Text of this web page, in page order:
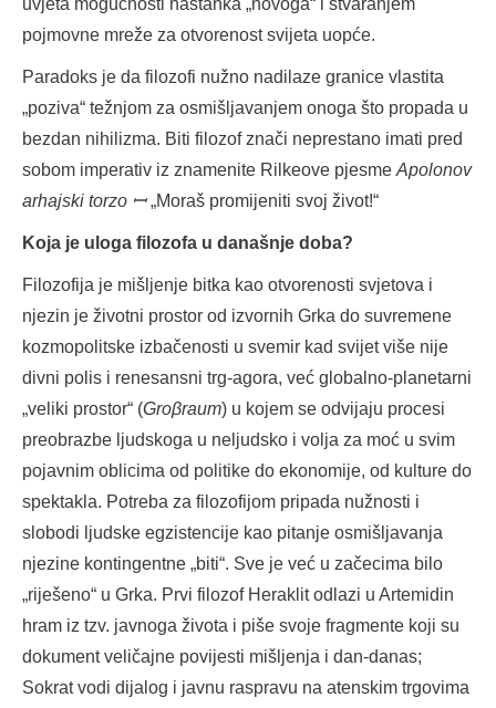
uvjeta mogućnosti nastanka „novoga“ i stvaranjem
pojmovne mreže za otvorenost svijeta uopće.
Paradoks je da filozofi nužno nadilaze granice vlastita
„poziva“ težnjom za osmišljavanjem onoga što propada u
bezdan nihilizma. Biti filozof znači neprestano imati pred
sobom imperativ iz znamenite Rilkeove pjesme Apolonov
arhajski torzo ꟷ„Moraš promijeniti svoj život!“
Koja je uloga filozofa u današnje doba?
Filozofija je mišljenje bitka kao otvorenosti svjetova i
njezin je životni prostor od izvornih Grka do suvremene
kozmopolitske izbačenosti u svemir kad svijet više nije
divni polis i renesansni trg-agora, već globalno-planetarni
„veliki prostor“ (Groβraum) u kojem se odvijaju procesi
preobrazbe ljudskoga u neljudsko i volja za moć u svim
pojavnim oblicima od politike do ekonomije, od kulture do
spektakla. Potreba za filozofijom pripada nužnosti i
slobodi ljudske egzistencije kao pitanje osmišljavanja
njezine kontingentne „biti“. Sve je već u začecima bilo
„riješeno“ u Grka. Prvi filozof Heraklit odlazi u Artemidin
hram iz tzv. javnoga života i piše svoje fragmente koji su
dokument veličajne povijesti mišljenja i dan-danas;
Sokrat vodi dijalog i javnu raspravu na atenskim trgovima